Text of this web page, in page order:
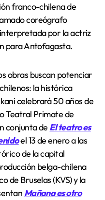
franco-chilena de
coreógrafo
por la actriz
para Antofagasta.
obras buscan potenciar
la histórica
celebrará 50 años de
Teatral Primate de
conjunta de El teatro es
el 13 de enero a las
de la capital
belga-chilena
de Bruselas (KVS) y la
Mañana es otro